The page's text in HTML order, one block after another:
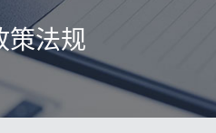
策法规